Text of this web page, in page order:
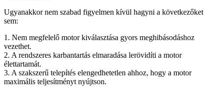
Ugyanakkor nem szabad figyelmen kívül hagyni a következőket
sem:
1. Nem megfelelő motor kiválasztása gyors meghibásodáshoz
vezethet.
2. A rendszeres karbantartás elmaradása lerövidíti a motor
élettartamát.
3. A szakszerű telepítés elengedhetetlen ahhoz, hogy a motor
maximális teljesítményt nyújtson.